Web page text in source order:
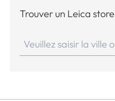
Trouver un Leica